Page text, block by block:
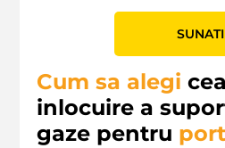
SUNATI
Cum sa alegi
inlocuire a
gaze pentru